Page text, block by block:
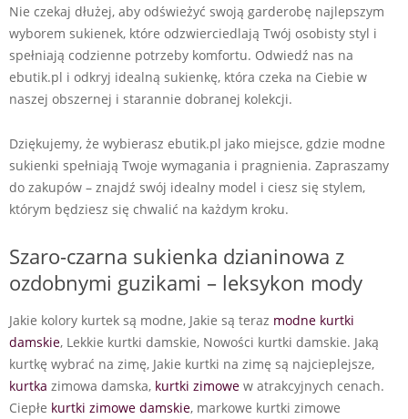
Nie czekaj dłużej, aby odświeżyć swoją garderobę najlepszym
wyborem sukienek, które odzwierciedlają Twój osobisty styl i
spełniają codzienne potrzeby komfortu. Odwiedź nas na
ebutik.pl i odkryj idealną sukienkę, która czeka na Ciebie w
naszej obszernej i starannie dobranej kolekcji.
Dziękujemy, że wybierasz ebutik.pl jako miejsce, gdzie modne
sukienki spełniają Twoje wymagania i pragnienia. Zapraszamy
do zakupów – znajdź swój idealny model i ciesz się stylem,
którym będziesz się chwalić na każdym kroku.
Szaro-czarna sukienka dzianinowa z
ozdobnymi guzikami – leksykon mody
Jakie kolory kurtek są modne, Jakie są teraz modne kurtki
damskie, Lekkie kurtki damskie, Nowości kurtki damskie. Jaką
kurtkę wybrać na zimę, Jakie kurtki na zimę są najcieplejsze,
kurtka zimowa damska, kurtki zimowe w atrakcyjnych cenach.
Ciepłe kurtki zimowe damskie, markowe kurtki zimowe